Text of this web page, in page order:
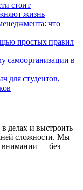
стоит
жизнь
что
простых правил
самоорганизации в
для студентов,
делах и выстроить
сложности. Мы
внимании — без